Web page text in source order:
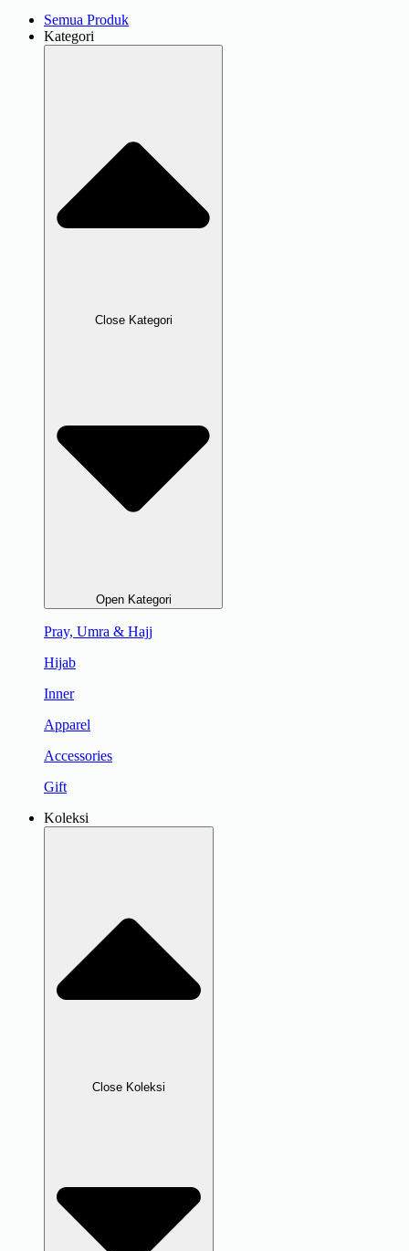
Semua Produk
Kategori
Close Kategori
Open Kategori
Pray, Umra & Hajj
Hijab
Inner
Apparel
Accessories
Gift
Koleksi
Close Koleksi